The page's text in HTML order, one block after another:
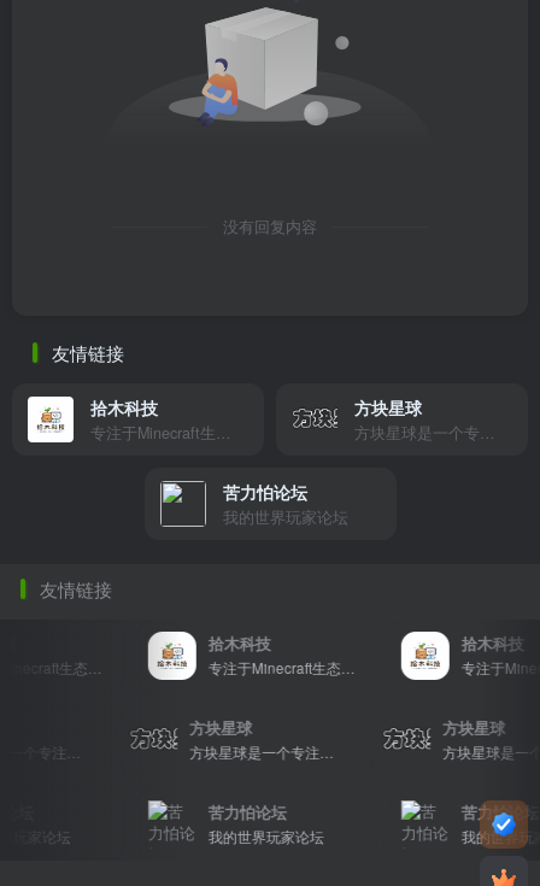
没有回复内容
友情链接
拾木科技 方块星球
苦力怕论坛
我的世界玩家论坛
友情链接
专注于Minecraft生态建设
拾木科技
专注于Minecraft生态建设
拾木科技
方块星球 方块星球
家论坛
苦力怕论坛
我的世界玩家论坛
苦力怕论坛
我的世界玩家